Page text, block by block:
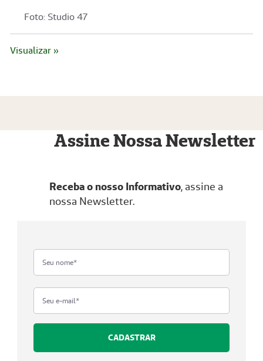
Foto: Studio 47
Visualizar »
Assine Nossa Newsletter
Receba o nosso Informativo, assine a
nossa Newsletter.
CADASTRAR